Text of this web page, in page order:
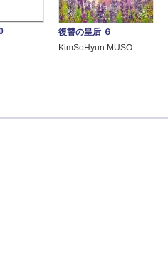
復讐の皇后 ６
KimSoHyun MUSO